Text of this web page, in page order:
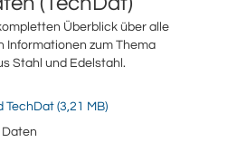
Überblick über alle
Informationen zum Thema
Stahl und Edelstahl.
(3,21 MB)